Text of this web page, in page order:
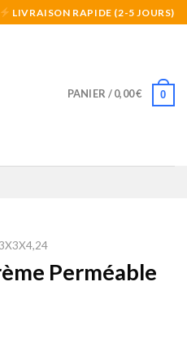
LIVRAISON RAPIDE (2-5 JOURS)
PANIER /0,00€ 0
Perméable